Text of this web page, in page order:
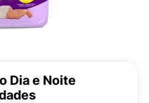
Dia e Noite